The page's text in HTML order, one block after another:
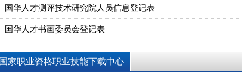
国华人才测评技术研究院人员信息登记表
国华人才书画委员会登记表
国家职业资格职业技能下载中心